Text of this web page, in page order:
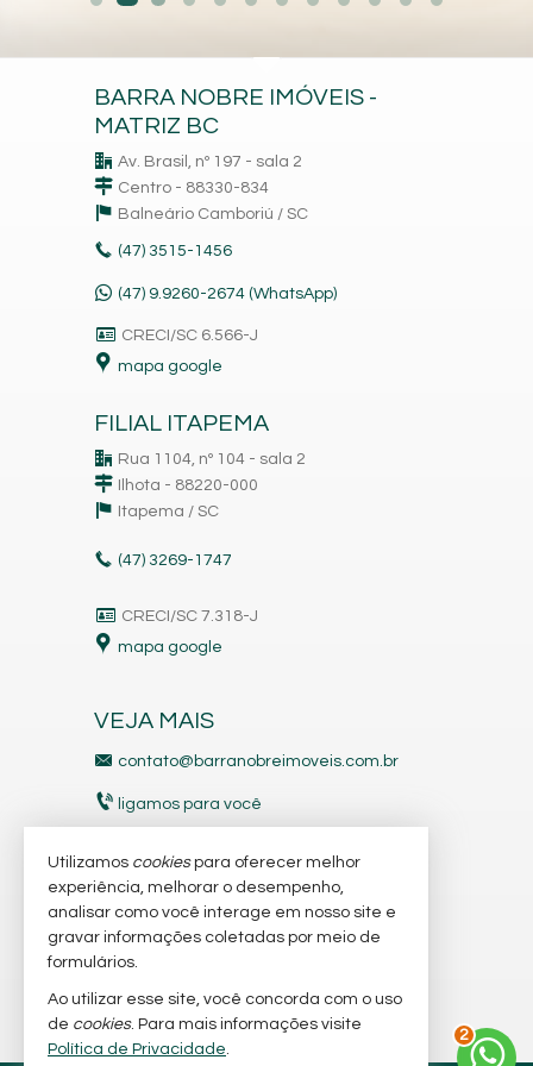
BARRA NOBRE IMÓVEIS -
MATRIZ BC
Av. Brasil, nº 197 - sala 2
Centro - 88330-834
Balneário Camboriú / SC
(47) 3515-1456
(47) 9.9260-2674 (WhatsApp)
CRECI/SC 6.566-J
mapa google
FILIAL ITAPEMA
Rua 1104, nº 104 - sala 2
Ilhota - 88220-000
Itapema / SC
(47) 3269-1747
CRECI/SC 7.318-J
mapa google
VEJA MAIS
contato@barranobreimoveis.com.br
ligamos para você
indicadores financeiros
imóveis favoritos
mapa de imóveis
2
Utilizamos cookiespara oferecer melhor
experiência, melhorar o desempenho,
analisar como você interage em nosso site e
gravar informações coletadas por meio de
formulários.
Ao utilizar esse site, você concorda com o uso
de cookies. Para mais informações visite
Política de Privacidade.